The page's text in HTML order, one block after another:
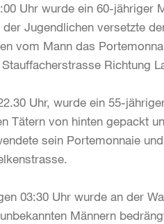
Uhr wurde ein 60-jähriger
Jugendlichen versetzte
vom Mann das
Richtung
Uhr, wurde ein 55-
Tätern von hinten gepackt
sein Portemonnaie
03:30 Uhr wurde an der
Männern